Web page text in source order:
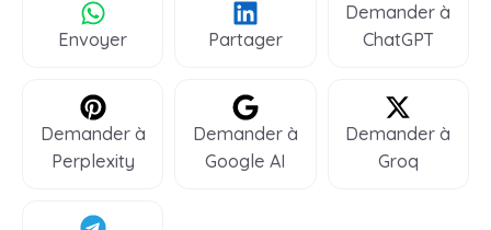
Envoyer Partager
Demander à
ChatGPT
Demander à
Perplexity
Demander à
Google AI
Demander à
Groq